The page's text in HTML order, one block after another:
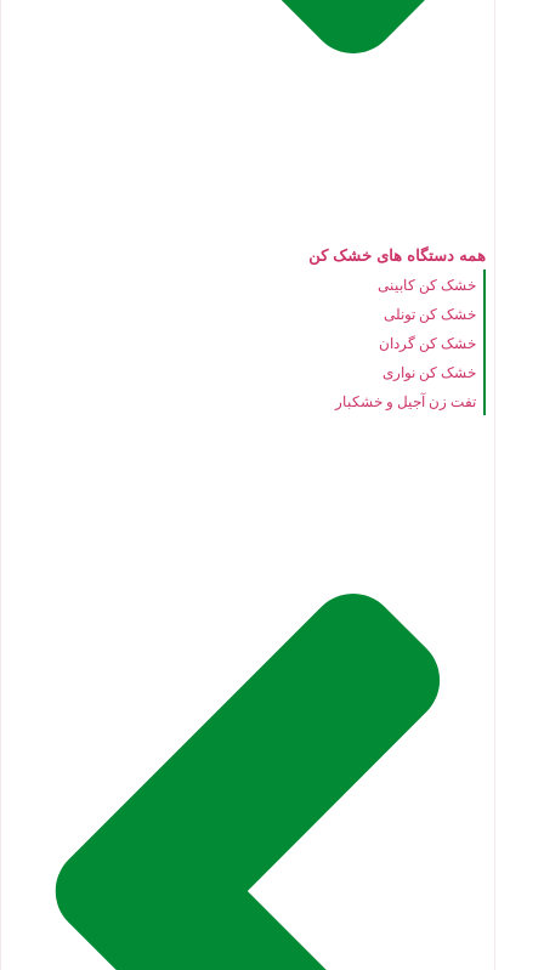
همه دستگاه های خشک کن
خشک کن کابینی
خشک کن تونلی
خشک کن گردان
خشک کن نواری
تفت زن آجیل و خشکبار